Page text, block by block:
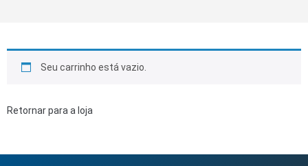
Seu carrinho está vazio.
Retornar para a loja